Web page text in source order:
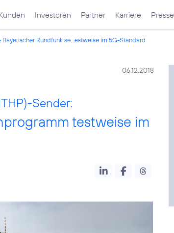
Investoren Partner Karriere Presse
Bayerischer Rundfunk se...estweise im 5G-Standard
06.12.2018
Sender:
testweise im